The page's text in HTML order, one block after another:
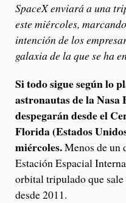
SpaceX enviará a una
este miércoles,
intención de los
galaxia de la que se ha
Si todo sigue según lo
astronautas de la
despegarán desde el
Florida (Estados
miércoles.Menos de un
Estación Espacial
orbital tripulado que sale
desde 2011.